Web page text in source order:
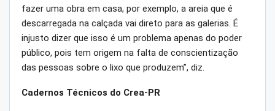
fazer uma obra em casa, por exemplo, a areia que é
descarregada na calçada vai direto para as galerias. É
injusto dizer que isso é um problema apenas do poder
público, pois tem origem na falta de conscientização
das pessoas sobre o lixo que produzem”, diz.
Cadernos Técnicos do Crea-PR